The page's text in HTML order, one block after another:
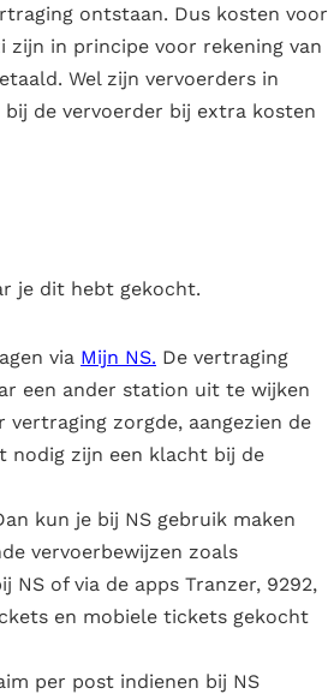
ontstaan. Dus kosten voor
zijn in principe voor rekening van
Wel zijn vervoerders in
de vervoerder bij extra kosten
je dit hebt gekocht.
via Mijn NS. De vertraging
een ander station uit te wijken
zorgde, aangezien de
nodig zijn een klacht bij de
kun je bij NS gebruik maken
vervoerbewijzen zoals
of via de apps Tranzer, 9292,
en mobiele tickets gekocht
per post indienen bij NS